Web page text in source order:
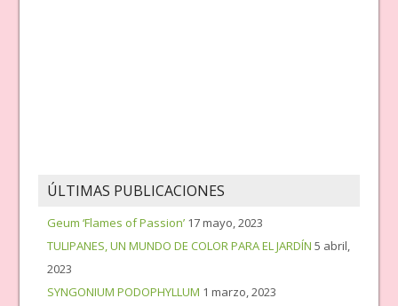
ÚLTIMAS PUBLICACIONES
Geum ‘Flames of Passion’ 17 mayo, 2023
TULIPANES, UN MUNDO DE COLOR PARA EL JARDÍN 5 abril,
2023
SYNGONIUM PODOPHYLLUM 1 marzo, 2023